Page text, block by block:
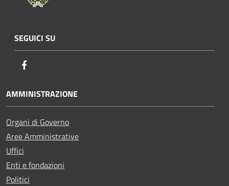
SEGUICI SU
AMMINISTRAZIONE
Organi di Governo
Aree Amministrative
Uffici
Enti e fondazioni
Politici